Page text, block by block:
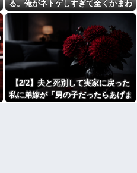
さい」 ←何でこの主張が通ら
父がﾀﾋんだ翌日、彼女から
「今日はつきあって半年の記念
日だね！おめでとう！」とメー
ルが来た。それから連絡は無視
している。「別れたいならせめ
てそう言って」と連絡きたけど
話もしたくないんだよ…….他
弟「エレベーターで知らない
女に蹴られた！」私「何した
る。俺がネトゲしすぎて全くかまわ
なかったのが原因らしく...
【2/2】夫と死別して実家に戻った
私に弟嫁が「男の子だったらあげま